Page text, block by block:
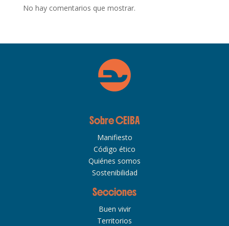
No hay comentarios que mostrar.
Sobre CEIBA
Manifiesto
Código ético
Quiénes somos
Sostenibilidad
Secciones
Buen vivir
Territorios